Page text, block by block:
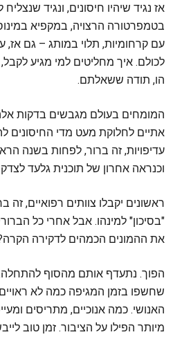
אז נגיד שיהיו חיסונים, ונגיד
עם קרחומיות, תלוי במותג – גם אז,
לכולם. איך מחליטים למי מגיע
הו, תודה ששאלתם.
המומחים בעולם מגבשים בדקות
אתיים לחלוקת מעט מדי החיסונים
עדיפויות, זה ברור, לפחות בשנה
וכנראה אחרון של תוכנית גלעד
ראשונים יקבלו צוותים רפואיים, זה
"בסיכון" למינהו. אבל אחרי כל
את ההמונים הכמהים לדקירה
הפוך. נתעדף אותם מהסוף
שחשפו בזמן המגיפה כמה לא
האנושי. כמה אנוכיים, מתריסים
מיותר הפילו על הציבור. זמן טוב